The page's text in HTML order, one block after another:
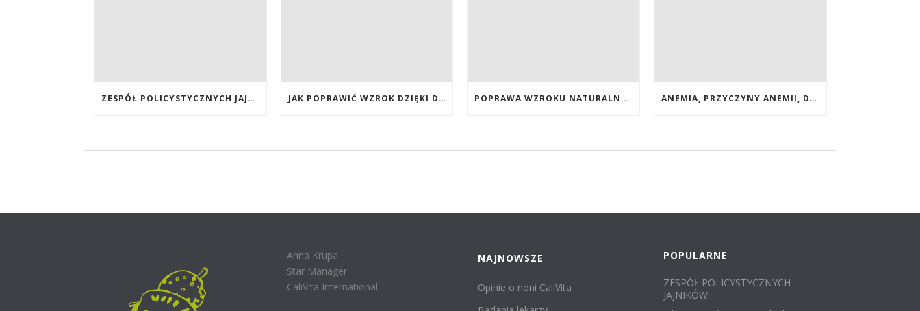
ZESPÓŁ POLICYSTYCZNYCH JAJNIKÓW JAK POPRAWIĆ WZROK DZIĘKI DIECIE, SUPLEMENTOM BOGATYM W ANTYOKSYDANTY I WITAMINY. JAK POPRAWIĆ WZROK? DIETA NA LEPSZY WZROK. LUTEINA NA WZROK. WITAMINY NA WZROK. POPRAWA WZROKU NATURALNYMI METODAMI. SUPLEMENTY CALIVITA NA POPRAWĘ WZROKU ANEMIA, PRZYCZYNY ANEMII, DIETA
Anna Krupa
Star Manager
CaliVita International
NAJNOWSZE
Opinie o noni CaliVita
POPULARNE
ZESPÓŁ POLICYSTYCZNYCH
JAJNIKÓW